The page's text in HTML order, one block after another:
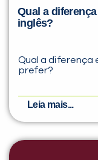
Qual a diferença
inglês?
Qual a diferença
prefer?
Leia mais...